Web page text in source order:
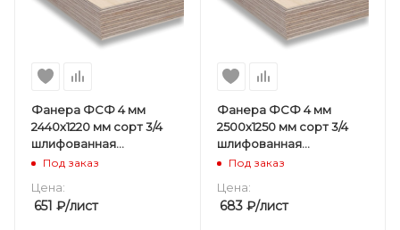
Фанера ФСФ 4 мм
2440х1220 мм сорт 3/4
шлифованная
березовая
Под заказ
Цена:
651 ₽/лист
Фанера ФСФ 4 мм
2500х1250 мм сорт 3/4
шлифованная
березовая
Под заказ
Цена:
683₽/лист